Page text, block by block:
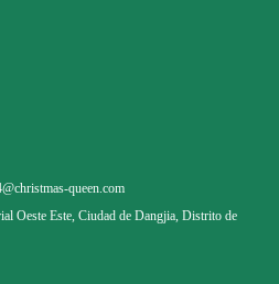
queen.com
Oeste Este, Ciudad de Dangjia, Distrito de